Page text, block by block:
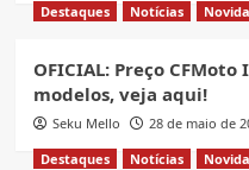
Destaques
Notícias
OFICIAL: Preço
modelos, veja aqui!
Seku Mello
28 de maio de
Destaques
Notícias